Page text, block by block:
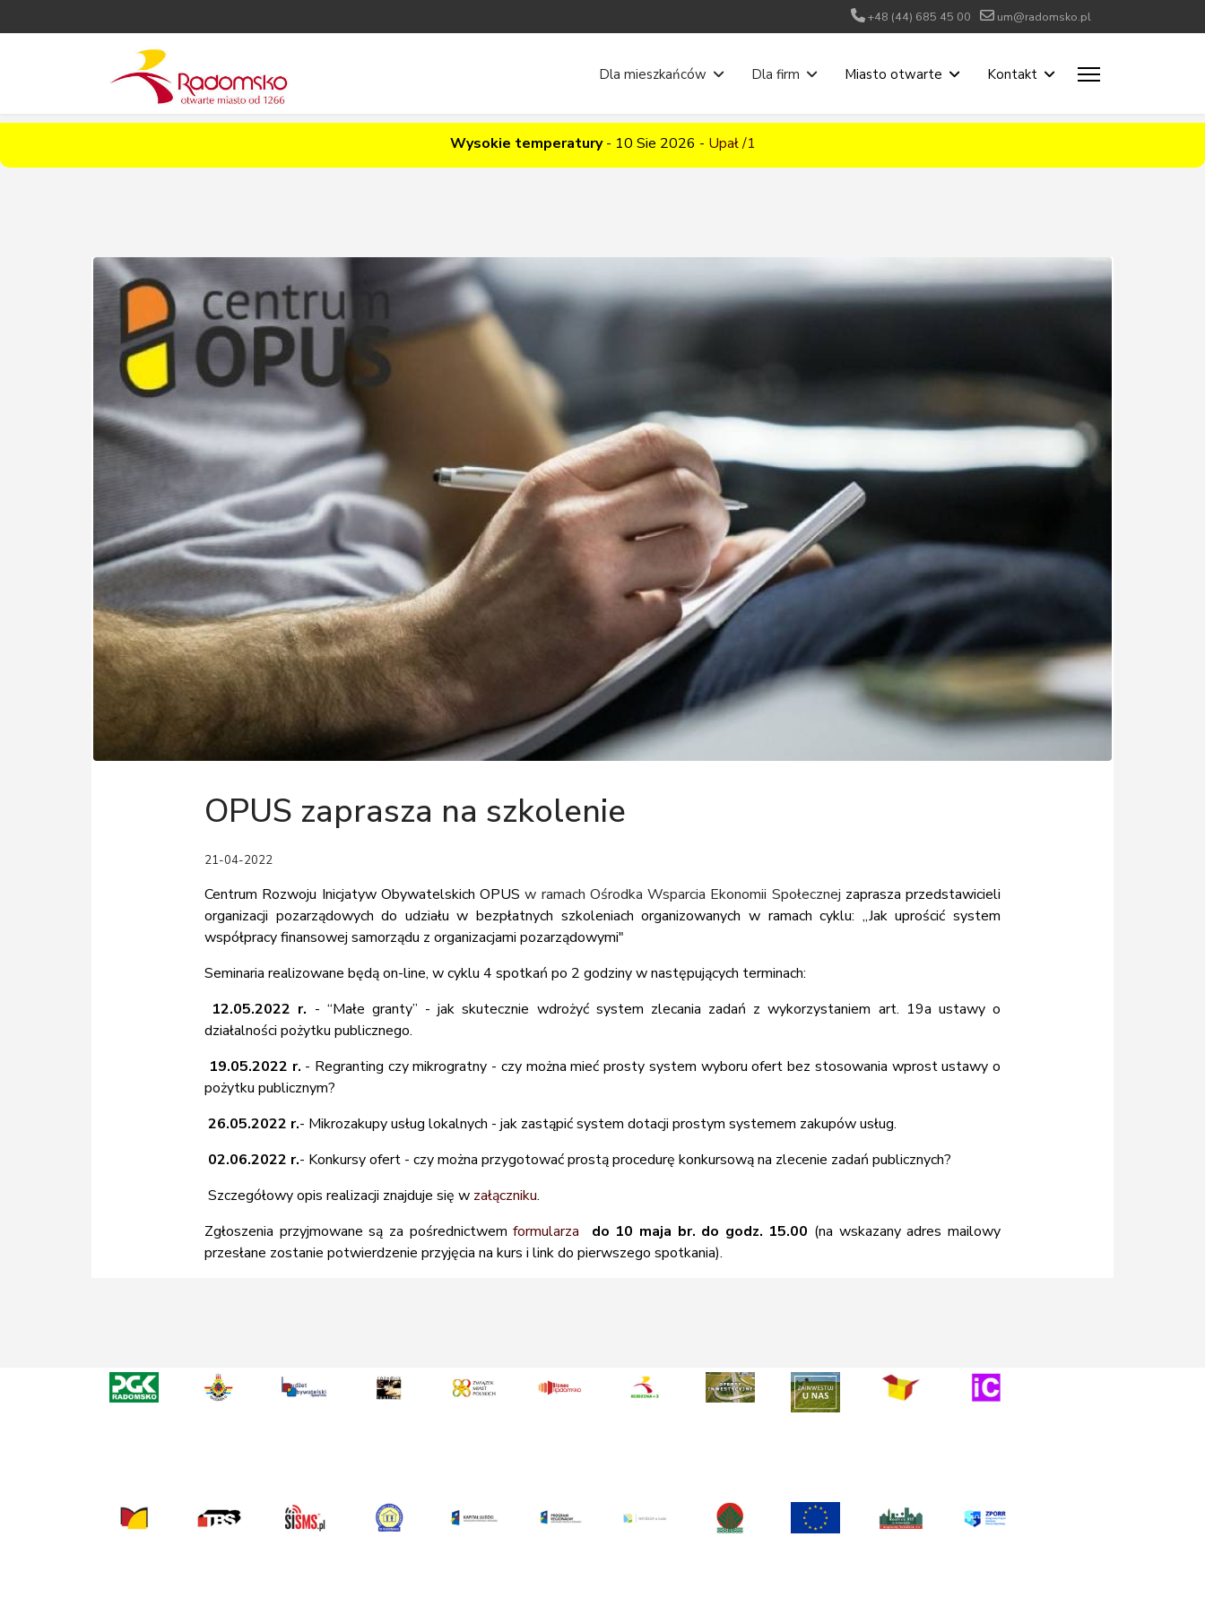
+48 (44) 685 45 00 um@radomsko.pl
Dla mieszkańców Dla firm Miasto otwarte Kontakt
Wysokie temperatury- 10 Sie 2026 - Upał /1
OPUS zaprasza na szkolenie
21-04-2022
Centrum Rozwoju Inicjatyw Obywatelskich OPUSw ramach Ośrodka Wsparcia Ekonomii Społecznej zaprasza przedstawicieli
organizacji pozarządowych do udziałuwbezpłatnych szkoleniach organizowanych w ramach cyklu: „Jak uprościć system
współpracy finansowej samorządu z organizacjami pozarządowymi"
Seminaria realizowane będą on-line, w cyklu 4 spotkań po 2 godziny w następujących terminach:
12.05.2022 r. - “Małe granty” - jak skutecznie wdrożyć system zlecania zadań z wykorzystaniem art. 19a ustawy o
działalności pożytku publicznego.
19.05.2022 r. - Regranting czy mikrogratny - czy można mieć prosty system wyboru ofert bez stosowania wprost ustawy o
pożytku publicznym?
26.05.2022 r.- Mikrozakupy usług lokalnych - jak zastąpić system dotacji prostym systemem zakupów usług.
02.06.2022 r.- Konkursy ofert - czy można przygotować prostą procedurę konkursową na zlecenie zadań publicznych?
Szczegółowy opis realizacji znajduje się w załączniku.
Zgłoszenia przyjmowane są za pośrednictwemformularza do 10 maja br. do godz. 15.00 (na wskazany adres mailowy
przesłane zostanie potwierdzenie przyjęcia na kurs i link do pierwszego spotkania).